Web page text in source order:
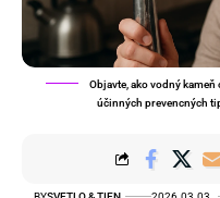
Objavte, ako vodný
účinných prevencných